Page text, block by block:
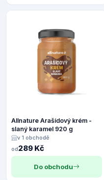
Allnature Arašídový krém -
slaný karamel 920 g
v 1 obchodě
od289 Kč
Do obchodu